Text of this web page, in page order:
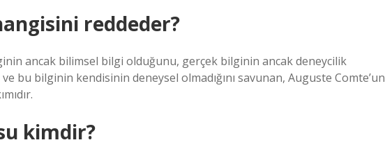
reddeder?
ancak bilimsel bilgi olduğunu, gerçek bilginin ancak deneycilik
bu bilginin kendisinin deneysel olmadığını savunan, Auguste Comte’un
kimdir?